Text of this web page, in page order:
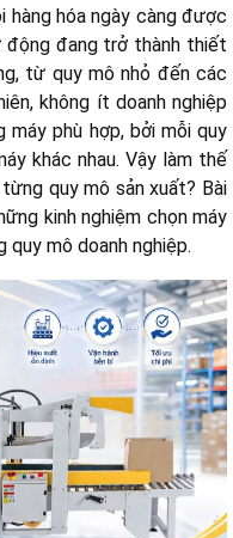
hàng hóa ngày càng được
động đang trở thành thiết
từ quy mô nhỏ đến các
không ít doanh nghiệp
máy phù hợp, bởi mỗi quy
khác nhau. Vậy làm thế
quy mô sản xuất? Bài
kinh nghiệm chọn máy
mô doanh nghiệp.